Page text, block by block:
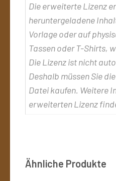
Die erweiterte Lizenz
heruntergeladene
Vorlage oder auf
Tassen oder T-Shirts,
Die Lizenz ist nicht
Deshalb müssen Sie
Datei kaufen. Weitere
erweiterten Lizenz
Ähnliche Produkte